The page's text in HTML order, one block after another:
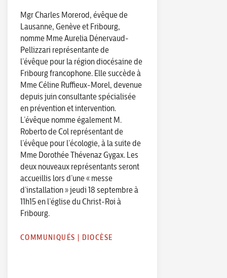
Mgr Charles Morerod, évêque de
Lausanne, Genève et Fribourg,
nomme Mme Aurelia Dénervaud-
Pellizzari représentante de
l’évêque pour la région diocésaine de
Fribourg francophone. Elle succède à
Mme Céline Ruffieux-Morel, devenue
depuis juin consultante spécialisée
en prévention et intervention.
L’évêque nomme également M.
Roberto de Col représentant de
l’évêque pour l’écologie, à la suite de
Mme Dorothée Thévenaz Gygax. Les
deux nouveaux représentants seront
accueillis lors d’une « messe
d’installation » jeudi 18 septembre à
11h15 en l’église du Christ-Roi à
Fribourg.
COMMUNIQUÉS | DIOCÈSE